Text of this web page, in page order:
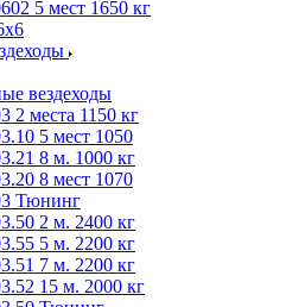
5 мест 1650 кг
вездеходы
2 места 1150 кг
5 мест 1050
8 м. 1000 кг
8 мест 1070
Тюнинг
2 м. 2400 кг
5 м. 2200 кг
7 м. 2200 кг
15 м. 2000 кг